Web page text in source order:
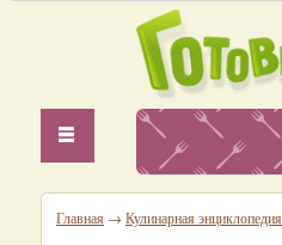
Главная → Кулинарная энциклопедия